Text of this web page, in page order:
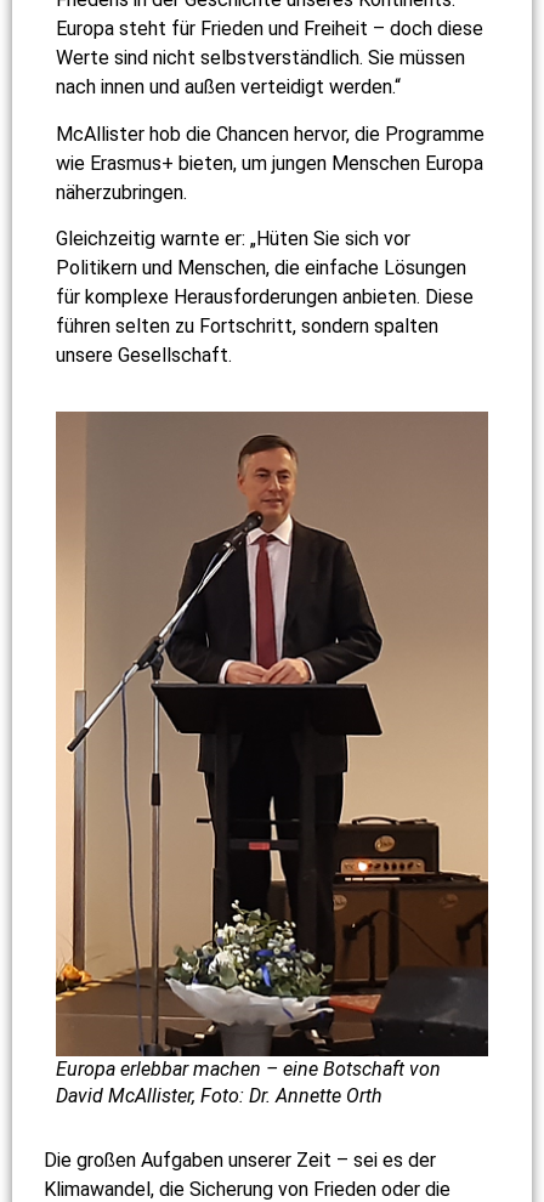
Europa steht für Frieden und Freiheit – doch diese
Werte sind nicht selbstverständlich. Sie müssen
nach innen und außen verteidigt werden.“
McAllister hob die Chancen hervor, die Programme
wie Erasmus+ bieten, um jungen Menschen Europa
näherzubringen.
Gleichzeitig warnte er: „Hüten Sie sich vor
Politikern und Menschen, die einfache Lösungen
für komplexe Herausforderungen anbieten. Diese
führen selten zu Fortschritt, sondern spalten
unsere Gesellschaft.
Europa erlebbar machen – eine Botschaft von
David McAllister, Foto: Dr. Annette Orth
Die großen Aufgaben unserer Zeit – sei es der
Klimawandel, die Sicherung von Frieden oder die